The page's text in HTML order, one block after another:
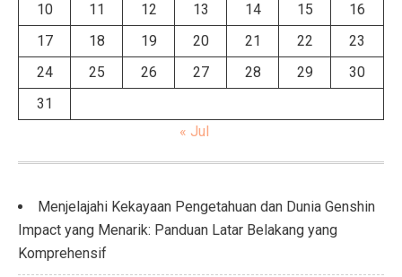
10
11 12 13 14 15
16
17
18 19 20 21 22
23
24
25 26 27 28 29
30
31
« Jul
Menjelajahi Kekayaan Pengetahuan dan Dunia Genshin
Impact yang Menarik: Panduan Latar Belakang yang
Komprehensif